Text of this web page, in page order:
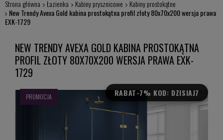
Strona główna Łazienka Kabiny prysznicowe
Kabiny prostokątne
New Trendy Avexa Gold kabina prostokątna profil złoty 80x70x200 wersja prawa
EXK-1729
NEW TRENDY AVEXA GOLD KABINA PROSTOKĄTNA
PROFIL ZŁOTY 80X70X200 WERSJA PRAWA EXK-
1729
RABAT-7% KOD: DZISIAJ7
PROMOCJA